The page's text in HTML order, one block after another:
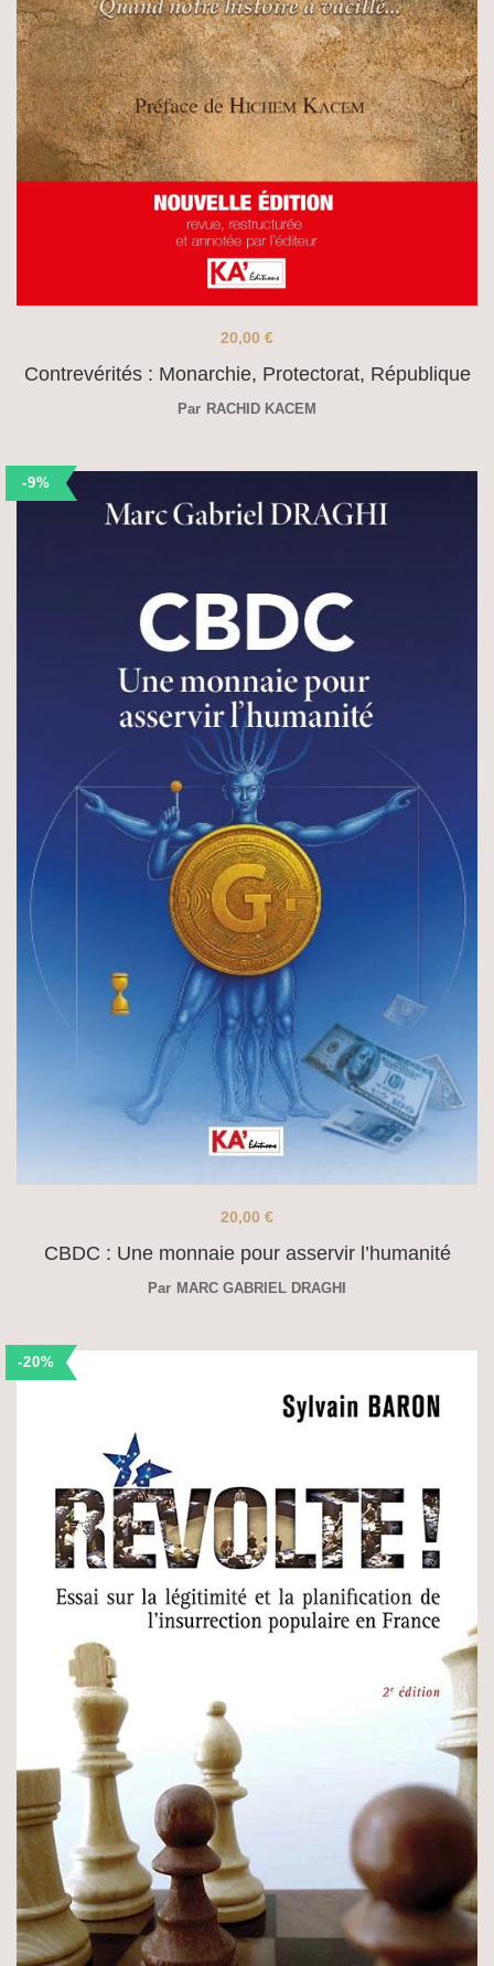
Contrevérités : Monarchie, Protectorat, République
20,00 €
Par RACHID KACEM
-9%
CBDC : Une monnaie pour asservir l’humanité
20,00 €
Par MARC GABRIEL DRAGHI
-20%